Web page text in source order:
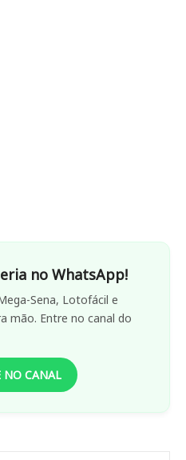
no WhatsApp!
Sena, Lotofácil e
mão. Entre no canal do
NO CANAL